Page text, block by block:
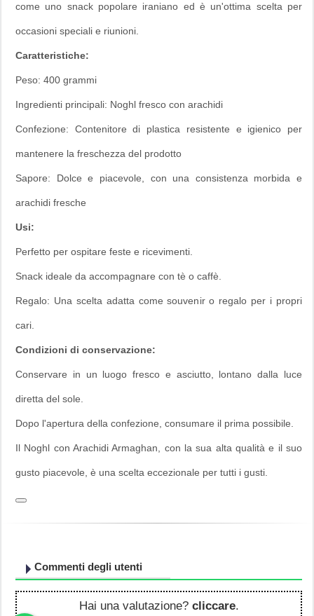
come uno snack popolare iraniano ed è un'ottima scelta per
occasioni speciali e riunioni.
Caratteristiche:
Peso: 400 grammi
Ingredienti principali: Noghl fresco con arachidi
Confezione: Contenitore di plastica resistente e igienico per
mantenere la freschezza del prodotto
Sapore: Dolce e piacevole, con una consistenza morbida e
arachidi fresche
Usi:
Perfetto per ospitare feste e ricevimenti.
Snack ideale da accompagnare con tè o caffè.
Regalo: Una scelta adatta come souvenir o regalo per i propri
cari.
Condizioni di conservazione:
Conservare in un luogo fresco e asciutto, lontano dalla luce
diretta del sole.
Dopo l'apertura della confezione, consumare il prima possibile.
Il Noghl con Arachidi Armaghan, con la sua alta qualità e il suo
gusto piacevole, è una scelta eccezionale per tutti i gusti.
Commenti degli utenti
Hai una valutazione? cliccare.